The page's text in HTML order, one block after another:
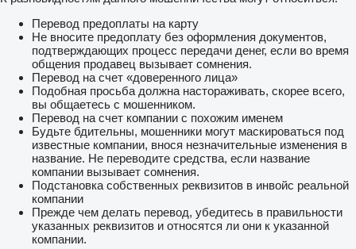
Bad Oldesloe
Перевод предоплаты на карту
Не вносите предоплату без оформления документов,
подтверждающих процесс передачи денег, если во время
общения продавец вызывает сомнения.
Перевод на счет «доверенного лица»
Подобная просьба должна настораживать, скорее всего,
вы общаетесь с мошенником.
Перевод на счет компании с похожим именем
Будьте бдительны, мошенники могут маскироваться под
известные компании, внося незначительные изменения в
название. Не переводите средства, если название
компании вызывает сомнения.
Подстановка собственных реквизитов в инвойс реальной
компании
Прежде чем делать перевод, убедитесь в правильности
указанных реквизитов и относятся ли они к указанной
компании.